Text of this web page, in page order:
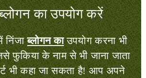
का उपयोग करें
निंजाब्लोगन काउपयोग करना भी
फुकिया के नाम से भी जाना जाता
भी कहा जा सकता है! आप अपने